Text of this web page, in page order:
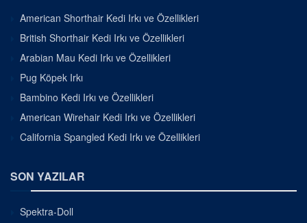
American Shorthair Kedi Irkı ve Özellikleri
British Shorthair Kedi Irkı ve Özellikleri
Arabian Mau Kedi Irkı ve Özellikleri
Pug Köpek Irkı
Bambino Kedi Irkı ve Özellikleri
American Wirehair Kedi Irkı ve Özellikleri
California Spangled Kedi Irkı ve Özellikleri
SON YAZILAR
Spektra-Doll